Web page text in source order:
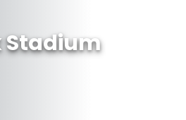
Stadium